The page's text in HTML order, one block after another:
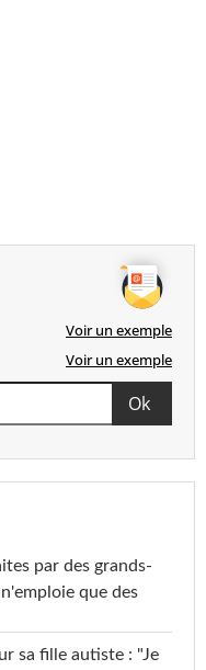
Voir un exemple
Voir un exemple
par des grands-
que des
sa fille autiste : "Je